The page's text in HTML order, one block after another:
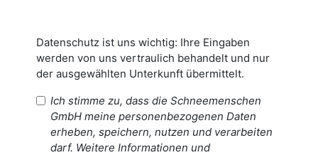
Datenschutz ist uns wichtig: Ihre Eingaben
werden von uns vertraulich behandelt und nur
der ausgewählten Unterkunft übermittelt.
Ich stimme zu, dass die Schneemenschen
GmbH meine personenbezogenen Daten
erheben, speichern, nutzen und verarbeiten
darf. Weitere Informationen und